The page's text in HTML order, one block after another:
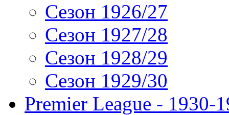
Сезон 1926/27
Сезон 1927/28
Сезон 1928/29
Сезон 1929/30
Premier League - 1930-